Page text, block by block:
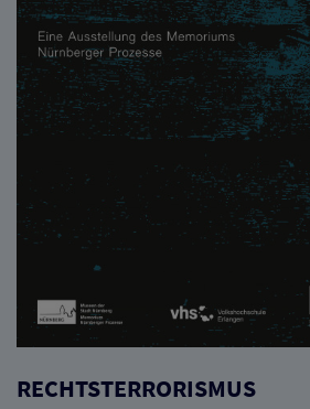
RECHTSTERRORISMUS